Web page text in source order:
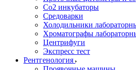
Со2 инкубаторы
Средоварки
Холодильники
Хроматографы
Центрифуги
Экспресс тест
Рентгенология